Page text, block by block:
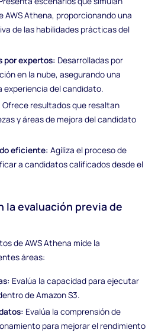
AWS Athena, proporcionando una
de las habilidades prácticas del
por expertos: Desarrolladas por
en la nube, asegurando una
experiencia del candidato.
Ofrece resultados que resaltan
y áreas de mejora del candidato
eficiente: Agiliza el proceso de
a candidatos calificados desde el
la evaluación previa de
de AWS Athena mide la
áreas:
Evalúa la capacidad para ejecutar
de Amazon S3.
Evalúa la comprensión de
para mejorar el rendimiento